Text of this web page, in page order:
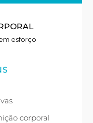
esforço
corporal